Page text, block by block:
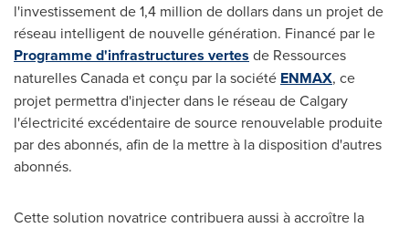
l'investissement de 1,4 million de dollars dans un projet de
réseau intelligent de nouvelle génération. Financé par le
Programme d'infrastructures vertes de Ressources
naturelles Canada et conçu par la société ENMAX, ce
projet permettra d'injecter dans le réseau deCalgary
l'électricité excédentaire de source renouvelable produite
par des abonnés, afin de la mettre à la disposition d'autres
abonnés.
Cette solution novatrice contribuera aussi à accroître la